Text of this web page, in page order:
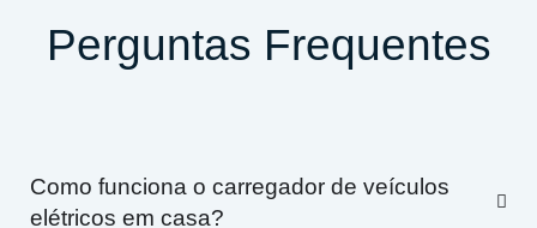
Perguntas Frequentes
Como funciona o carregador de veículos
elétricos em casa?